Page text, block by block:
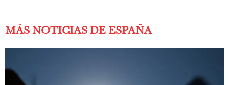
MÁS NOTICIAS DE ESPAÑA